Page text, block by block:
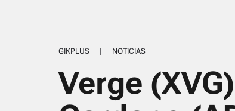
GIKPLUS | NOTICIAS
Verge